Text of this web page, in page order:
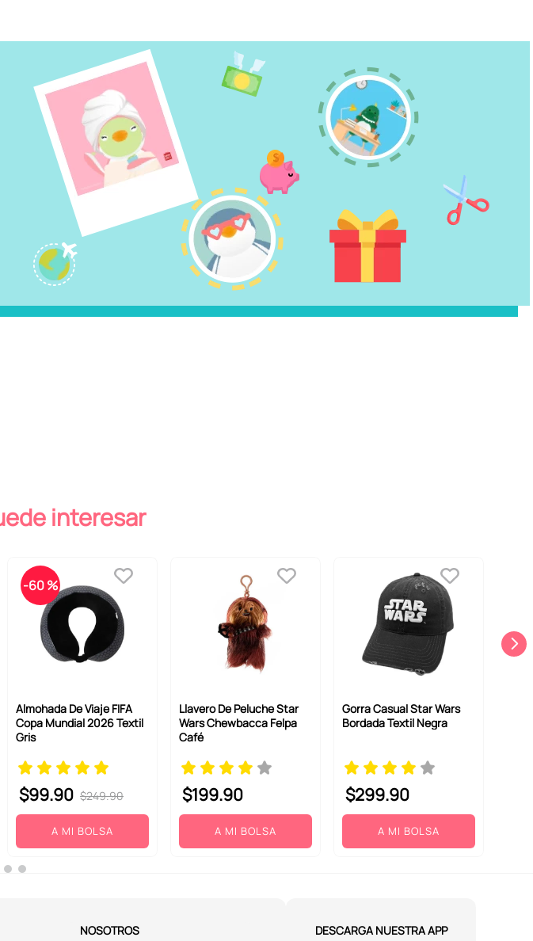
interesar
-60 %
Almohada De Viaje FIFA
Copa Mundial 2026 Textil
Gris
$249.90
$99.90
A MI BOLSA
Llavero De Peluche Star
Wars Chewbacca Felpa
Café
$199.90
A MI BOLSA
Gorra Casual Star Wars
Bordada Textil Negra
$299.90
A MI BOLSA
NOSOTROS DESCARGA NUESTRA APP